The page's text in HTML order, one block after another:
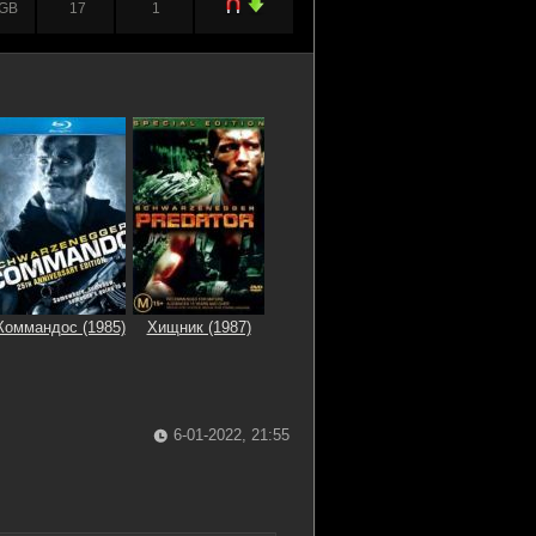
17 1
2
MB 0 1
1 0
0 1
(1985) Хищник (1987)
6-01-2022, 21:55